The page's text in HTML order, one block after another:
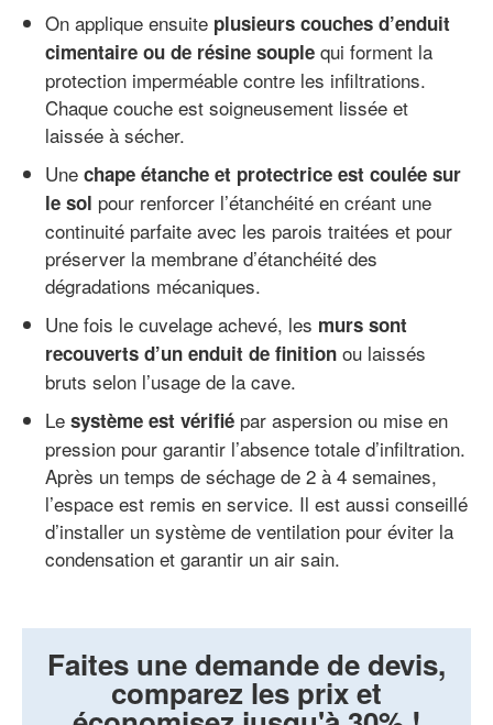
On applique ensuite plusieurs couches d’enduit
cimentaire ou de résine souple qui forment la
protection imperméable contre les infiltrations.
Chaque couche est soigneusement lissée et
laissée à sécher.
Une chape étanche et protectrice est coulée sur
le sol pour renforcer l’étanchéité en créant une
continuité parfaite avec les parois traitées et pour
préserver la membrane d’étanchéité des
dégradations mécaniques.
Une fois le cuvelage achevé, les murs sont
recouverts d’un enduit de finition ou laissés
bruts selon l’usage de la cave.
Le système est vérifié par aspersion ou mise en
pression pour garantir l’absence totale d’infiltration.
Après un temps de séchage de 2 à 4 semaines,
l’espace est remis en service. Il est aussi conseillé
d’installer un système de ventilation pour éviter la
condensation et garantir un air sain.
Faites une demande de devis,
comparez les prix et